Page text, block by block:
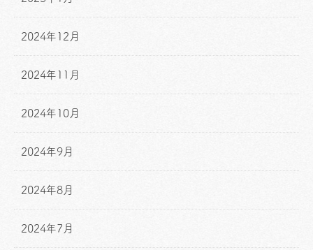
2024年12月
2024年11月
2024年10月
2024年9月
2024年8月
2024年7月